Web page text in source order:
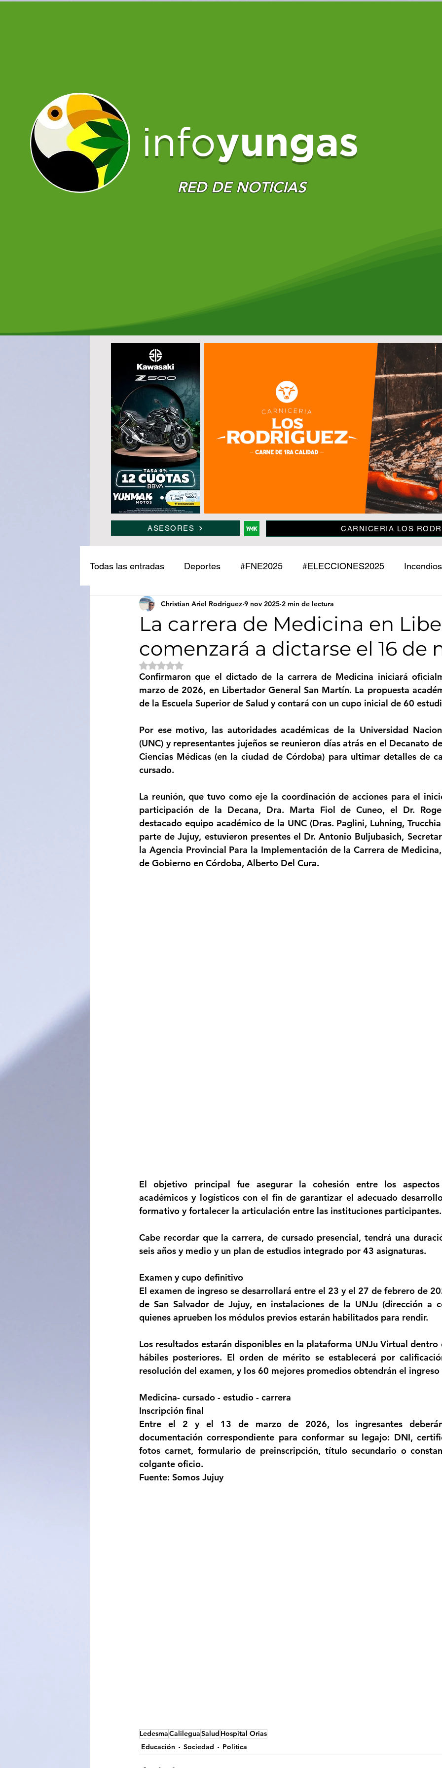
infoyungas
RED DE NOTICIAS
ASESORES CARNICERIA LOS
Todas las entradas Deportes #FNE2025 #ELECCIONES2025
Narcotráfico Ledesma Policiales Jujuy País
Medio ambiente Turismo Mascotas Entrevistas Historias
Educación Femicidio Incendios Tenis de Mesa
Calilegua Categoría sin título Viajes Cultura
La carrera de Medicina en
comenzará a dictarse el 16 de
Christian Ariel Rodriguez 9 nov 2025 2 min de lectura
Obtuvo NaN de 5 estrellas.
Confirmaron que el dictado de la carrera de Medicina iniciará
marzo de 2026, en Libertador General San Martín. La propuesta
de la Escuela Superior de Salud y contará con un cupo inicial de 60
Por ese motivo, las autoridades académicas de la Universidad
(UNC) y representantes jujeños se reunieron días atrás en el Decanato
Ciencias Médicas (en la ciudad de Córdoba) para ultimar detalles de
cursado.
La reunión, que tuvo como eje la coordinación de acciones para el
participación de la Decana, Dra. Marta Fiol de Cuneo, el Dr.
destacado equipo académico de la UNC (Dras. Paglini, Luhning,
parte de Jujuy, estuvieron presentes el Dr. Antonio Buljubasich,
la Agencia Provincial Para la Implementación de la Carrera de
de Gobierno en Córdoba, Alberto Del Cura.
El objetivo principal fue asegurar la cohesión entre los aspectos
académicos y logísticos con el fin de garantizar el adecuado
formativo y fortalecer la articulación entre las instituciones participantes.
Cabe recordar que la carrera, de cursado presencial, tendrá una
seis años y medio y un plan de estudios integrado por 43 asignaturas.
Examen y cupo definitivo
El examen de ingreso se desarrollará entre el 23 y el 27 de febrero de
de San Salvador de Jujuy, en instalaciones de la UNJu (dirección a
quienes aprueben los módulos previos estarán habilitados para rendir.
Los resultados estarán disponibles en la plataforma UNJu Virtual dentro
hábiles posteriores. El orden de mérito se establecerá por
resolución del examen, y los 60 mejores promedios obtendrán el
Medicina- cursado - estudio - carrera
Inscripción final
Entre el 2 y el 13 de marzo de 2026, los ingresantes
documentación correspondiente para conformar su legajo: DNI,
fotos carnet, formulario de preinscripción, título secundario o
colgante oficio.
Fuente: Somos Jujuy
LedesmaCalileguaSalud Hospital Orias
Educación
Sociedad Politica